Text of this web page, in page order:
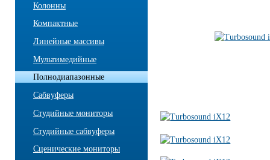
Колонны
Компактные
Линейные массивы
Мультимедийные
Полнодиапазонные
Сабвуферы
Студийные мониторы
Студийные сабвуферы
Сценические мониторы